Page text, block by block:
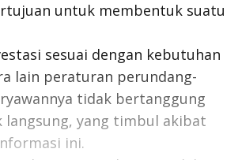
untuk membentuk suatu
sesuai dengan kebutuhan
lain peraturan perundang-
tidak bertanggung
langsung, yang timbul akibat
ini.